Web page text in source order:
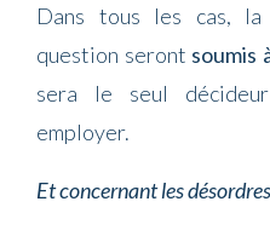
Dans tous les cas,
question seront soumis
sera le seul
employer.
Et concernant les